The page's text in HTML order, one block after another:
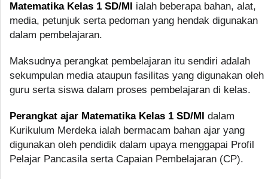
Matematika Kelas 1 SD/MI
ialah beberapa bahan, alat,
media, petunjuk serta pedoman yang hendak digunakan
dalam pembelajaran.
Maksudnya perangkat pembelajaran itu sendiri adalah
sekumpulan media ataupun fasilitas yang digunakan oleh
guru serta siswa dalam proses pembelajaran di kelas.
Perangkat ajar Matematika Kelas 1 SD/MI
dalam
Kurikulum Merdeka ialah bermacam bahan ajar yang
digunakan oleh pendidik dalam upaya menggapai Profil
Pelajar Pancasila serta Capaian Pembelajaran (CP).